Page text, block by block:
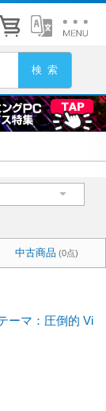
中古商品 (0点)
ーマ：圧倒的 Vi